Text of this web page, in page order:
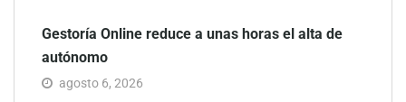
Gestoría Online reduce a unas horas el alta de
autónomo
agosto 6, 2026